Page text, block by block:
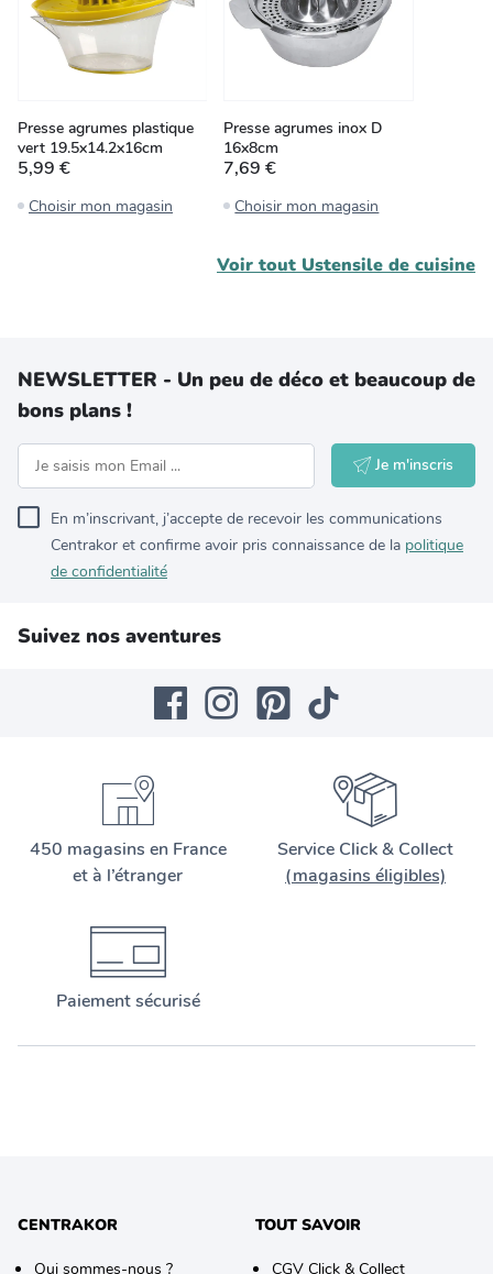
Presse agrumes plastique
vert 19.5x14.2x16cm
5,99 €
Choisir mon magasin
Presse agrumes inox D
16x8cm
7,69 €
Choisir mon magasin
Voir tout Ustensile de cuisine
NEWSLETTER - Un peu de déco et beaucoup de
bons plans !
Je m'inscris
En m’inscrivant, j’accepte de recevoir les communications
Centrakor et confirme avoir pris connaissance de la politique
de confidentialité
Suivez nos aventures
450 magasins en France
et à l’étranger
Service Click & Collect
(magasins éligibles)
Paiement sécurisé
CENTRAKOR
Qui sommes-nous ?
TOUT SAVOIR
CGV Click & Collect